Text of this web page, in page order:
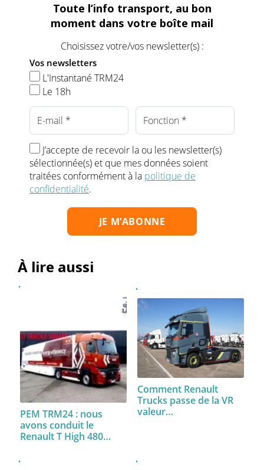
Toute l’info transport, au bon
moment dans votre boîte mail
Choisissez votre/vos newsletter(s) :
Vos newsletters
L'Instantané TRM24
Le 18h
J’accepte de recevoir la ou les newsletter(s)
sélectionnée(s) et que mes données soient
traitées conformément à la politique de
confidentialité.
À lire aussi
PEM TRM24 : nous
avons conduit le
Renault T High 480…
Comment Renault
Trucks passe de la VR
valeur…